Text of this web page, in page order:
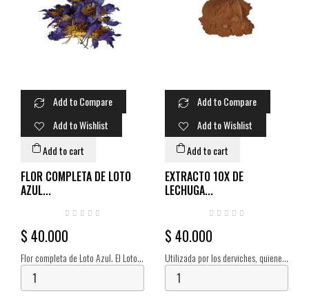
Add to Compare
Add to Wishlist
Add to cart
FLOR COMPLETA DE LOTO
AZUL...
$ 40.000
Flor completa de Loto Azul. El Loto
Azul es una planta muy interesante.
Muestra un muy pronunciado
Add to Compare
Add to Wishlist
Add to cart
EXTRACTO 10X DE
LECHUGA...
$ 40.000
Utilizada por los derviches, quienes
consumían su látex puro para tener
visiones e ingresar a estados de